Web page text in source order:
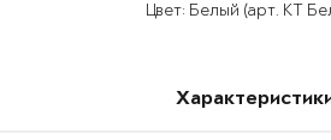
Цвет: Белый (арт. КТ